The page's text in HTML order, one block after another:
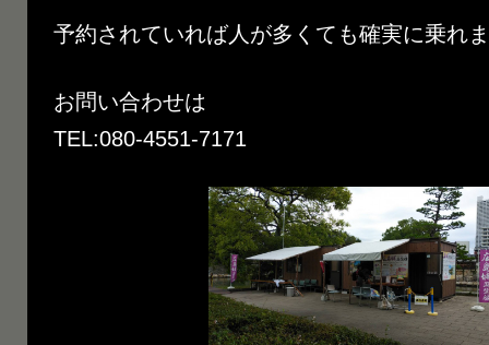
予約されていれば人が多くても確実に乗れ
お問い合わせは
TEL:080-4551-7171